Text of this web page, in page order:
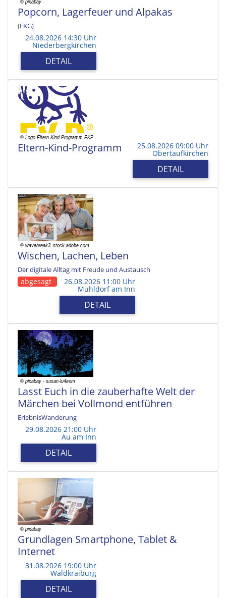
Popcorn, Lagerfeuer und Alpakas
(EKG)
24.08.2026 14:30 Uhr
Niederbergkirchen
DETAIL
Eltern-Kind-Programm 25.08.2026 09:00 Uhr
Obertaufkirchen
DETAIL
Wischen, Lachen, Leben
Der digitale Alltag mit Freude und Austausch
abgesagt 26.08.2026 11:00 Uhr
Mühldorf am Inn
DETAIL
Lasst Euch in die zauberhafte Welt der
Märchen bei Vollmond entführen
ErlebnisWanderung
29.08.2026 21:00 Uhr
Au am Inn
DETAIL
Grundlagen Smartphone, Tablet &
Internet
31.08.2026 19:00 Uhr
Waldkraiburg
DETAIL